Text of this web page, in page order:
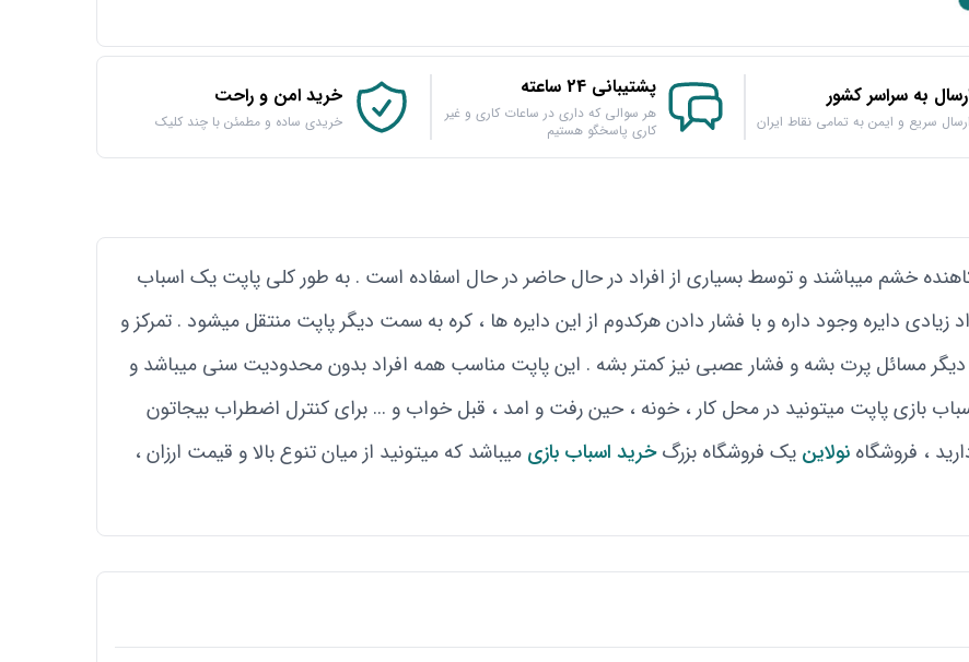
به سراسر کشور
ارسال سریع و ایمن به تمامی نقاط ایران
پشتیبانی 24 ساعته
هر سوالی که داری در ساعات کاری و غیر
کاری پاسخگو هستیم
خرید امن و راحت
خریدی ساده و مطمئن با چند کلیک
خشم میباشند و توسط بسیاری از افراد در حال حاضر در حال اسفاده است . به طور کلی پاپت یک اسباب
دایره وجود داره و با فشار دادن هرکدوم از این دایره ها ، کره به سمت دیگر پاپت منتقل میشود . تمرکز و
مسائل پرت بشه و فشار عصبی نیز کمتر بشه . این پاپت مناسب همه افراد بدون محدودیت سنی میباشد و
3 سال ندارد . از این اسباب بازی پاپت میتونید در محل کار ، خونه ، حین رفت و امد ، قبل خواب و ... برای کنترل اضطراب بیجاتون
، فروشگاه نولاین یک فروشگاه بزرگخرید اسباب بازی میباشد که میتونید از میان تنوع بالا و قیمت ارزان ،